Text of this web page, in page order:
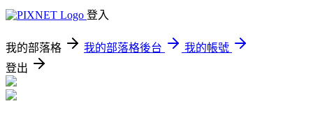
登入
我的部落格 我的部落格後台
我的帳號
登出